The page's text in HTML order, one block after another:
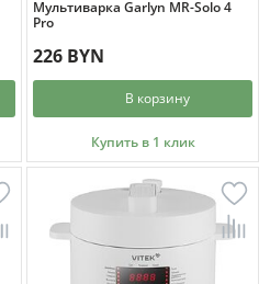
Мультиварка Garlyn MR-Solo 4
Pro
226 BYN
В корзину
Купить в 1 клик